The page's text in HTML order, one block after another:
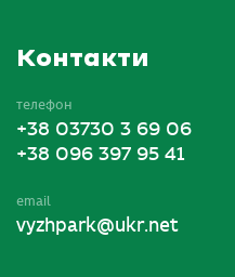
Контакти
телефон
+38 03730 3 69 06
+38 096 397 95 41
email
vyzhpark@ukr.net